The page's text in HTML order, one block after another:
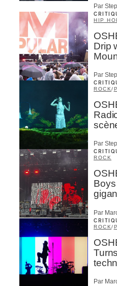
Par
HIP
Drip
Par
ROCK/
Par
ROCK
Boys
Par
ROCK/
Par